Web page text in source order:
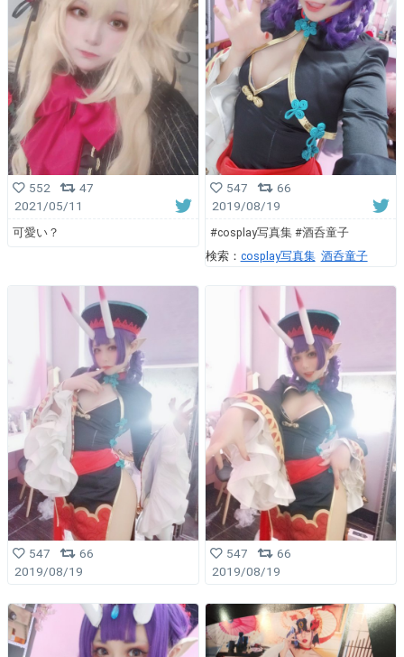
552
47
2021/05/11
可愛い？
547
66
2019/08/19
#cosplay写真集 #酒呑童子
検索： cosplay写真集 酒呑童子
547
66
2019/08/19
547
66
2019/08/19